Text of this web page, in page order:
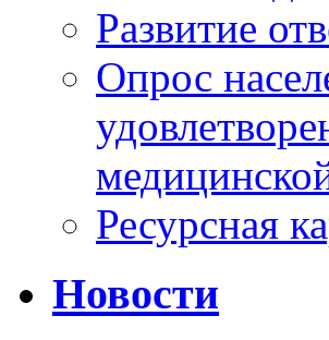
Развитие
Опрос
Ресурсная
Новости